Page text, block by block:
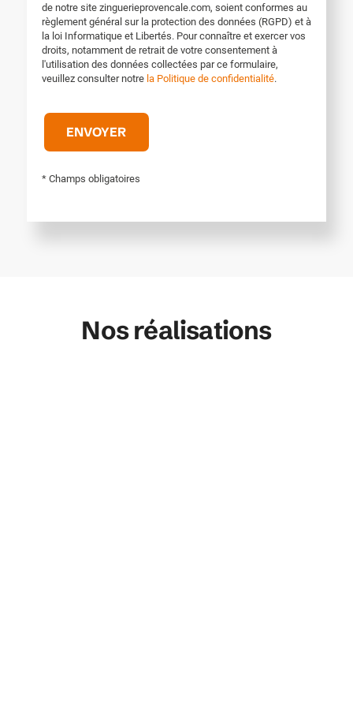
de notre site zinguerieprovencale.com, soient conformes au
règlement général sur la protection des données (RGPD) et à
la loi Informatique et Libertés. Pour connaître et exercer vos
droits, notamment de retrait de votre consentement à
l'utilisation des données collectées par ce formulaire,
veuillez consulter notre la Politique de confidentialité.
* Champs obligatoires
Nos réalisations